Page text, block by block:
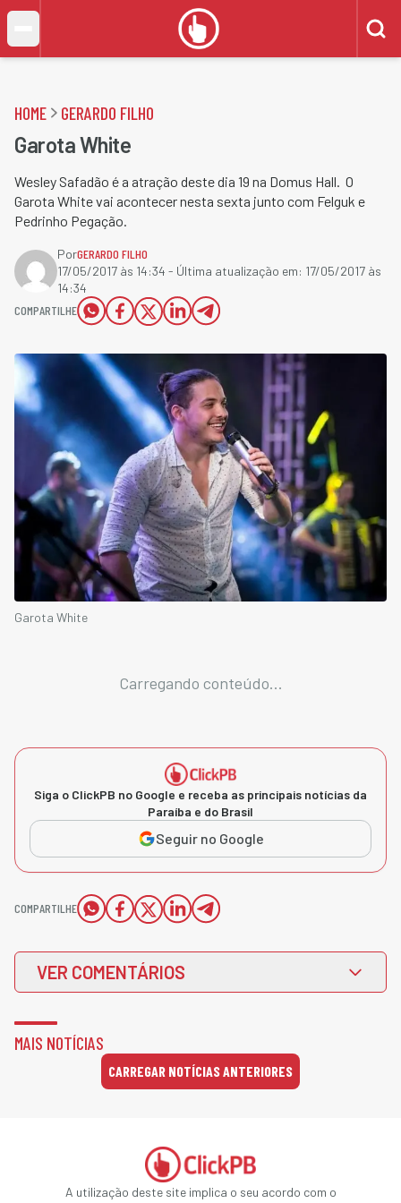
HOME GERARDO FILHO
Garota White
Wesley Safadão é a atração deste dia 19 na Domus Hall. O
Garota White vai acontecer nesta sexta junto com Felguk e
Pedrinho Pegação.
PorGERARDO FILHO
17/05/2017 às 14:34 - Última atualização em: 17/05/2017 às
14:34
COMPARTILHE
Garota White
Carregando conteúdo...
Siga o ClickPB no Google e receba as principais notícias da
Paraíba e do Brasil
Seguir no Google
COMPARTILHE
VER COMENTÁRIOS
MAIS NOTÍCIAS
CARREGAR NOTÍCIAS ANTERIORES
A utilização deste site implica o seu acordo com o